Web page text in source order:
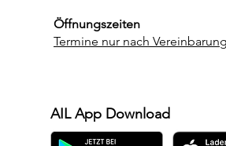
Öffnungszeiten
Termine nur nach Vereinbarung
AIL App Download